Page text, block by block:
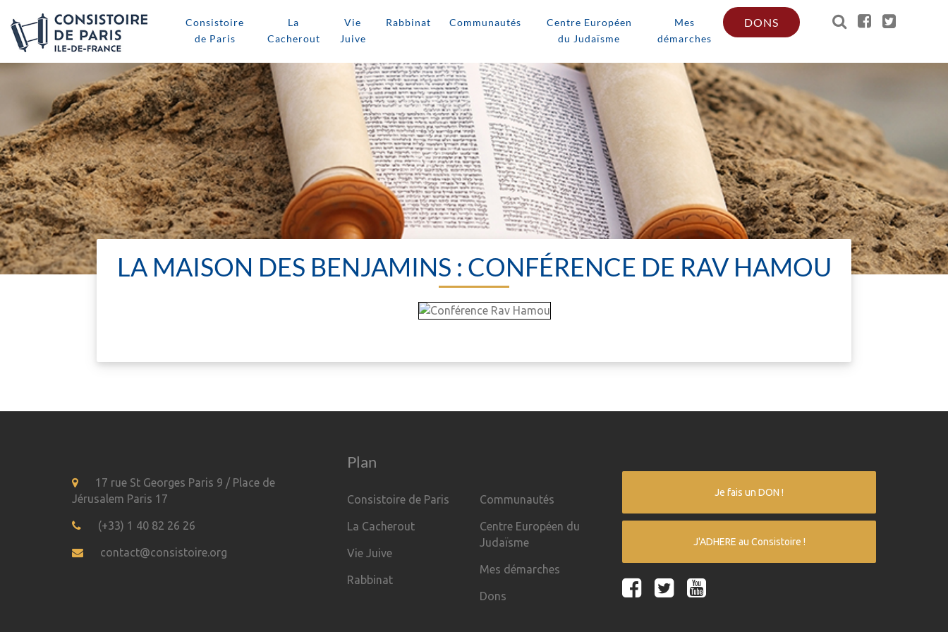
Consistoire
de Paris
La
Cacherout
Vie
Juive
Rabbinat Communautés
Centre Européen
du Judaïsme
Mes
démarches
DONS
LA MAISON DES BENJAMINS : CONFÉRENCE DE RAV HAMOU
17 rue St Georges Paris 9 / Place de
Jérusalem Paris 17
(+33) 1 40 82 26 26
contact@consistoire.org
Plan
Consistoire de Paris
La Cacherout
Vie Juive
Rabbinat
Communautés
Centre Européen du
Judaïsme
Mes démarches
Dons
Je fais un DON !
J'ADHERE au Consistoire !